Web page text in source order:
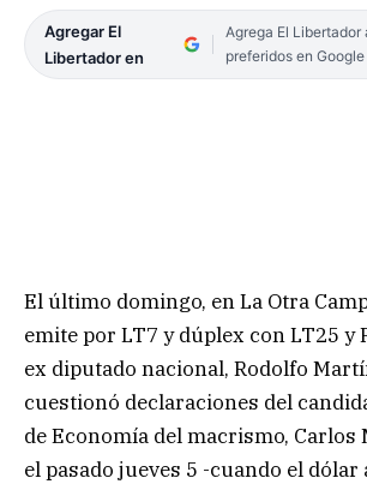
Agregar El
Libertador en
Agrega El Libertador
preferidos en Google
El último domingo, en La Otra
emite por LT7 y dúplex con LT25 y
ex diputado nacional, Rodolfo
cuestionó declaraciones del
de Economía del macrismo, Carlos
el pasado jueves 5 -cuando el dólar